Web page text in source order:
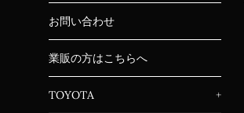
お問い合わせ
業販の方はこちらへ
TOYOTA +